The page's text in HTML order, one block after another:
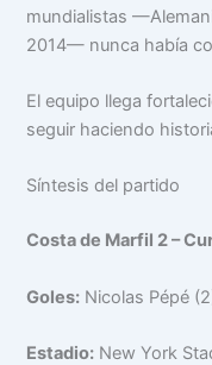
mundialistas
2014— nunca había
El equipo llega
seguir haciendo
Síntesis del partido
Costa de Marfil 2 –
Goles: Nicolas Pépé
Estadio: New York